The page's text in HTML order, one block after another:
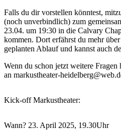
Falls du dir vorstellen könntest,
(noch unverbindlich) zum
23.04. um 19:30 in die Calvary
kommen. Dort erfährst du mehr
geplanten Ablauf und kannst auch
Wenn du schon jetzt weitere Fragen
an markustheater-
Kick-off Markustheater:
Wann? 23. April 2025, 19.30Uhr